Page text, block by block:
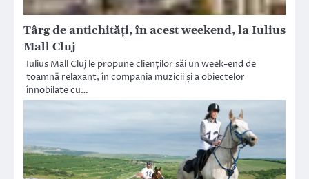
Târg de antichități, în acest weekend, la Iulius
Mall Cluj
Iulius Mall Cluj le propune clienților săi un week-end de
toamnă relaxant, în compania muzicii și a obiectelor
înnobilate cu…